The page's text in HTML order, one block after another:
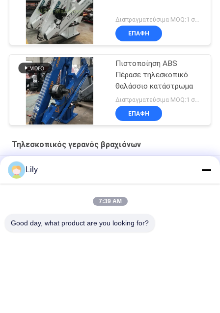
ΕΠΑΦΉ
Πιστοποίηση ABS
Πέρασε τηλεσκοπικό
θαλάσσιο κατάστρωμα
ΕΠΑΦΉ
Τηλεσκοπικός γερανός βραχιόνων
Γερανός ηλεκτρικού μηχανοστασίου 10 τόνων για πλοίο
Υδραυλικός Τηλεσκοπικός Γερανός Αποβάθρας 12T10M
Θαλάσσιο υδραυλικό 3t 30m άσπρος τηλεσκοπικός γερανός
Lily
7:39 AM
Good day, what product are you looking for?